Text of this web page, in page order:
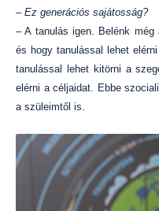
– Ez generációs sajátosság?
– A tanulás igen. Belénk
és hogy tanulással lehet
tanulással lehet kitörni a
elérni a céljaidat. Ebbe
a szüleimtől is.